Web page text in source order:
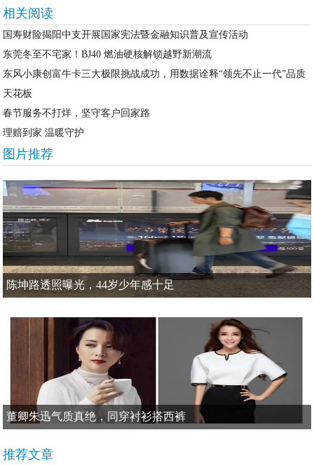
相关阅读
国寿财险揭阳中支开展国家宪法暨金融知识普及宣传活动
东莞冬至不宅家！BJ40 燃油硬核解锁越野新潮流
东风小康创富牛卡三大极限挑战成功，用数据诠释“领先不止一代”品质
天花板
春节服务不打烊，坚守客户回家路
理赔到家 温暖守护
图片推荐
陈坤路透照曝光，44岁少年感十足
董卿朱迅气质真绝，同穿衬衫搭西裤
推荐文章